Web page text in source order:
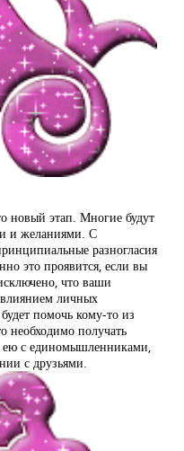
новый этап. Многие будут
и желаниями. С
разногласия
это проявится, если вы
что ваши
личных
помочь кому-то из
необходимо получать
с единомышленниками,
с друзьями.